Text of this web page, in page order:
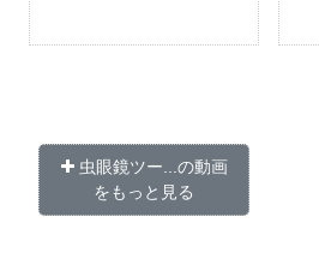
虫眼鏡ツー...の動画
をもっと見る